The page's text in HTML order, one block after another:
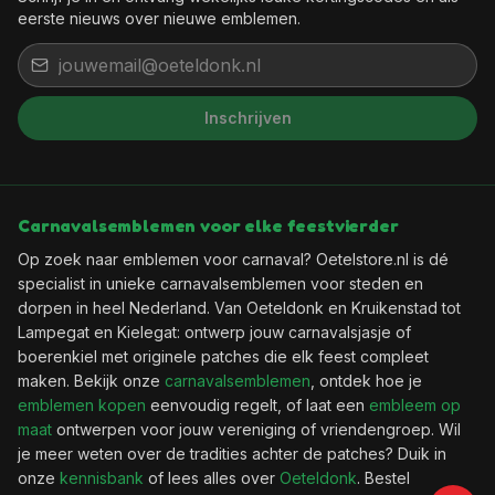
eerste nieuws over nieuwe emblemen.
Inschrijven
Carnavalsemblemen voor elke feestvierder
Op zoek naar emblemen voor carnaval? Oetelstore.nl is dé
specialist in unieke carnavalsemblemen voor steden en
dorpen in heel Nederland. Van Oeteldonk en Kruikenstad tot
Lampegat en Kielegat: ontwerp jouw carnavalsjasje of
boerenkiel met originele patches die elk feest compleet
maken. Bekijk onze carnavalsemblemen , ontdek hoe je
emblemen kopen eenvoudig regelt, of laat een embleem op
maat ontwerpen voor jouw vereniging of vriendengroep. Wil
je meer weten over de tradities achter de patches? Duik in
onze kennisbank of lees alles over Oeteldonk. Bestel
Het feest kan beginnen, want jij
bent binnen!
mailbox?
🎟️Wekelijks een verse kortingscode
Als eerste de nieuwste emblemen
📬Geen spam, uitschrijven kan altijd
Ja, geef mij die korting!